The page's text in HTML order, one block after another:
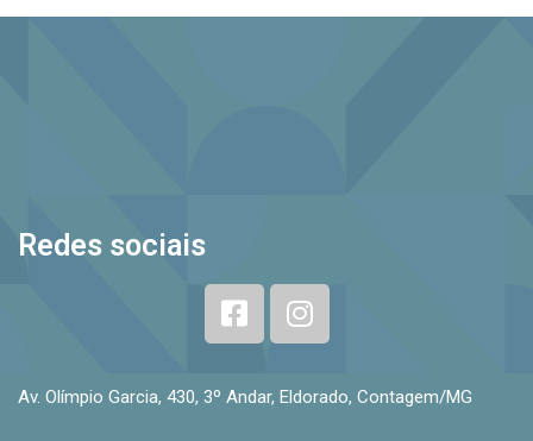
Redes sociais
Av. Olímpio Garcia, 430, 3º Andar, Eldorado, Contagem/MG